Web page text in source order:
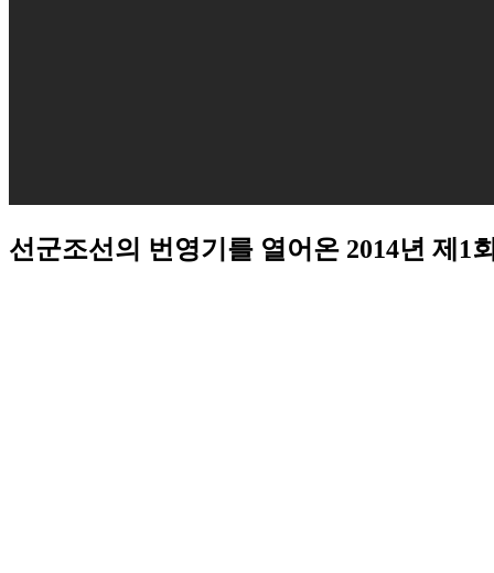
선군조선의 번영기를 열어온 2014년 제1